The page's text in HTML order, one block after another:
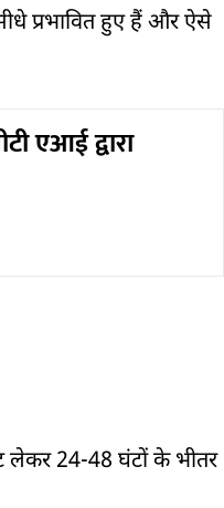
प्रभावित हुए हैं और ऐसे
एआई द्वारा
लेकर 24-48 घंटों के भीतर